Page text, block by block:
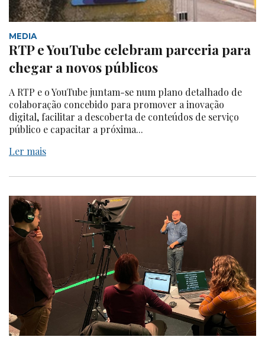
MEDIA
RTP e YouTube celebram parceria para
chegar a novos públicos
A RTP e o YouTube juntam-se num plano detalhado de
colaboração concebido para promover a inovação
digital, facilitar a descoberta de conteúdos de serviço
público e capacitar a próxima...
Ler mais